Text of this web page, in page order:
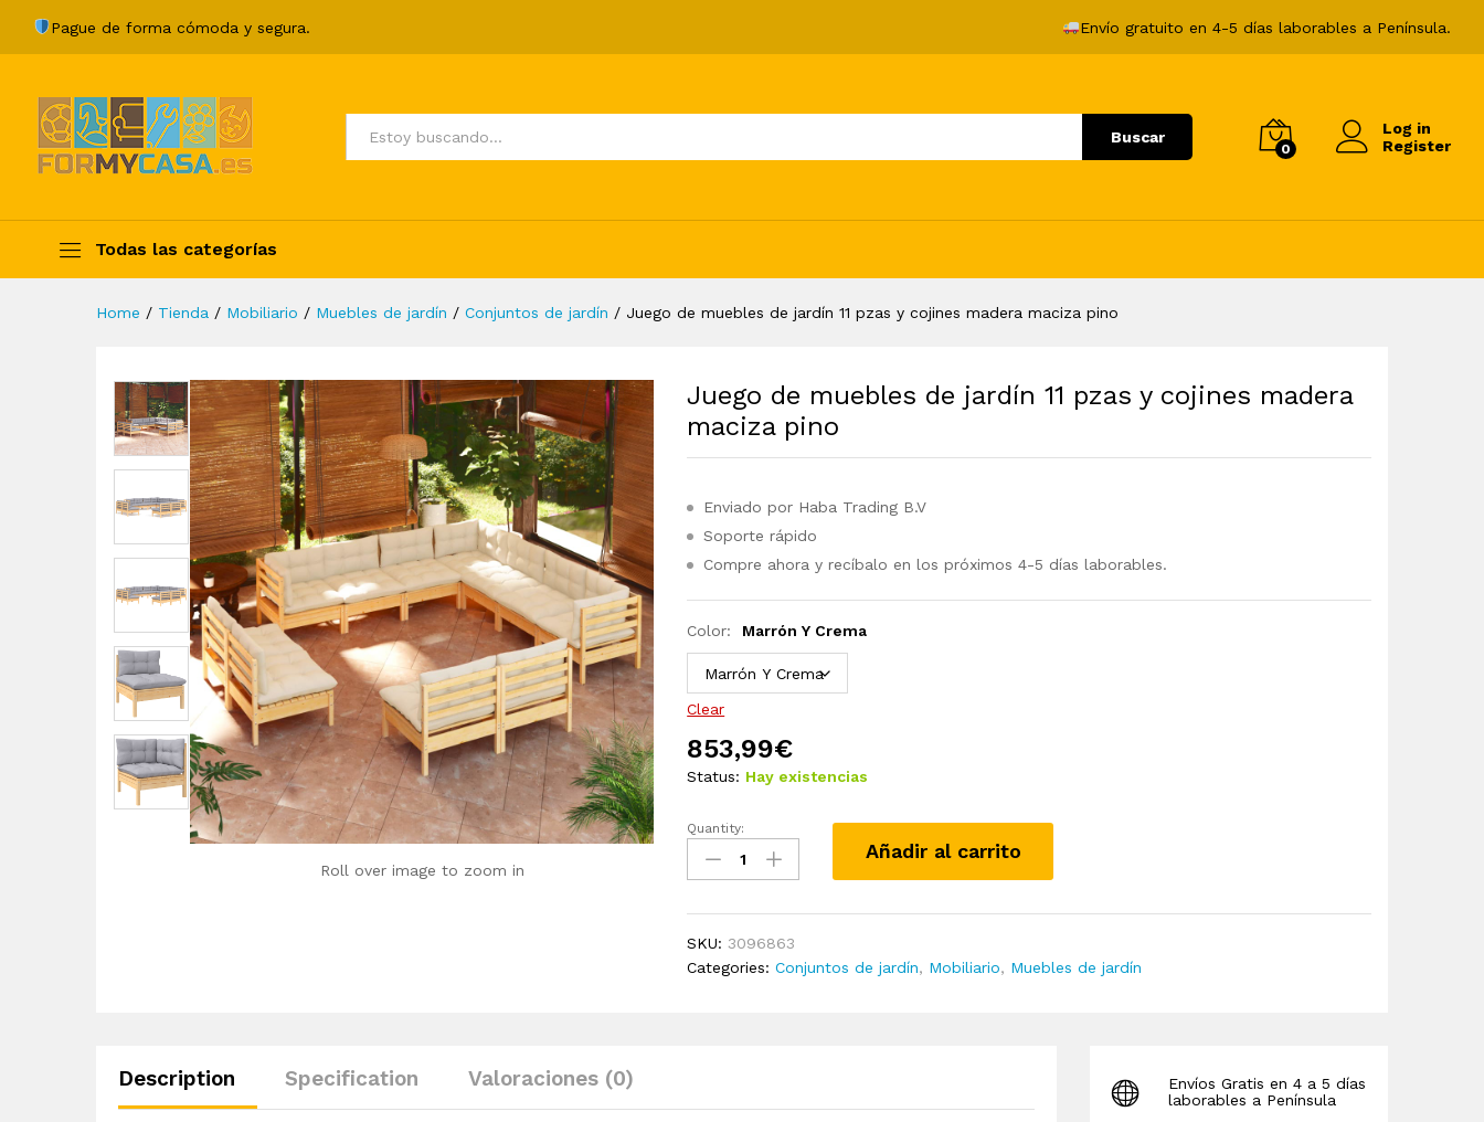
Pague de forma cómoda y segura. Envío gratuito en 4-5 días laborables a Península.
Todos Buscar
0
Log in
Register
Todas las categorías
y animales
Home / Tienda / Mobiliario / Muebles de jardín / Conjuntos de jardín / Juego de muebles de jardín 11 pzas y cojines madera maciza pino
Roll over image to zoom in
Juego de muebles de jardín 11 pzas y cojines madera
maciza pino
Enviado por Haba Trading B.V
Soporte rápido
Compre ahora y recíbalo en los próximos 4-5 días laborables.
Color: Marrón Y Crema
Clear
853,99€
Status: Hay existencias
Juego
muebles
11
pzas
Quantity:
Añadir al carrito
SKU:3096863
Categories:Conjuntos de jardín, Mobiliario, Muebles de jardín
Description Specification Valoraciones (0)
Envíos Gratis en 4 a 5 días
laborables a Península
Description Specification
853,99€ Añadir al carrito